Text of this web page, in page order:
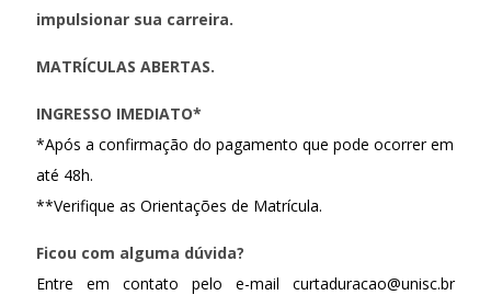
impulsionar sua carreira.
MATRÍCULAS ABERTAS.
INGRESSO IMEDIATO*
*Após a confirmação do pagamento que pode ocorrer em
até 48h.
**Verifique as Orientações de Matrícula.
Ficou com alguma dúvida?
Entre em contato pelo e-mail curtaduracao@unisc.br